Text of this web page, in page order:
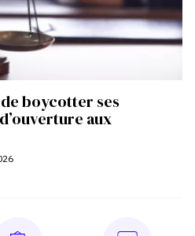
de boycotter ses
aux